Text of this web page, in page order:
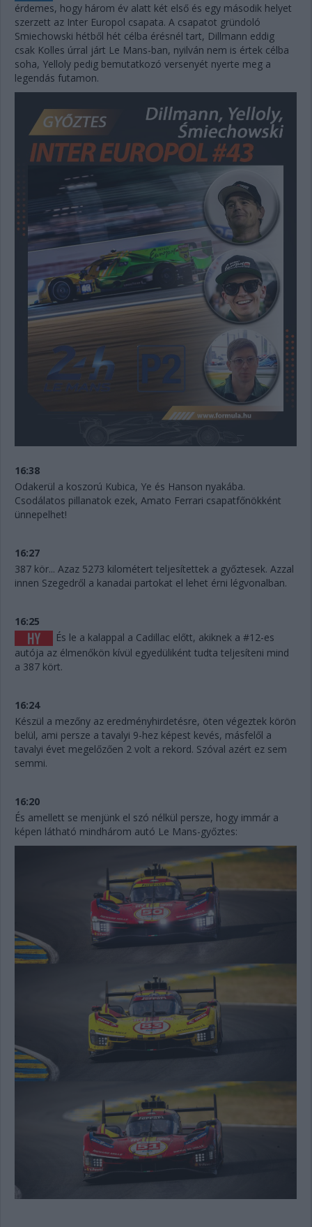
érdemes, hogy három év alatt két első és egy második helyet
szerzett az Inter Europol csapata. A csapatot gründoló
Smiechowski hétből hét célba érésnél tart, Dillmann eddig
csak Kolles úrral járt Le Mans-ban, nyilván nem is értek célba
soha, Yelloly pedig bemutatkozó versenyét nyerte meg a
legendás futamon.
16:38
Odakerül a koszorú Kubica, Ye és Hanson nyakába.
Csodálatos pillanatok ezek, Amato Ferrari csapatfőnökként
ünnepelhet!
16:27
387 kör... Azaz 5273 kilométert teljesítettek a győztesek. Azzal
innen Szegedről a kanadai partokat el lehet érni légvonalban.
16:25
És le a kalappal a Cadillac előtt, akiknek a #12-es
autója az élmenőkön kívül egyedüliként tudta teljesíteni mind
a 387 kört.
16:24
Készül a mezőny az eredményhirdetésre, öten végeztek körön
belül, ami persze a tavalyi 9-hez képest kevés, másfelől a
tavalyi évet megelőzően 2 volt a rekord. Szóval azért ez sem
semmi.
16:20
És amellett se menjünk el szó nélkül persze, hogy immár a
képen látható mindhárom autó Le Mans-győztes: